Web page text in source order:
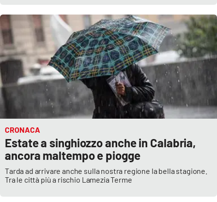
Lamezia Terme
PROGETTI
SPECIALI
Buona Sanità Calabria
CALABRIAVISIONE
Destinazioni
Eventi
CRONACA
Estate a singhiozzo anche in Calabria,
ancora maltempo e piogge
Tarda ad arrivare anche sulla nostra regione la bella stagione.
Tra le città più a rischio Lamezia Terme